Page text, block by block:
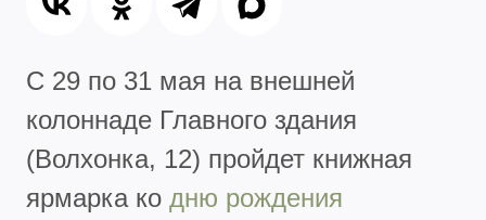
С 29 по 31 мая на внешней
колоннаде Главного здания
(Волхонка, 12) пройдет книжная
ярмарка ко дню рождения